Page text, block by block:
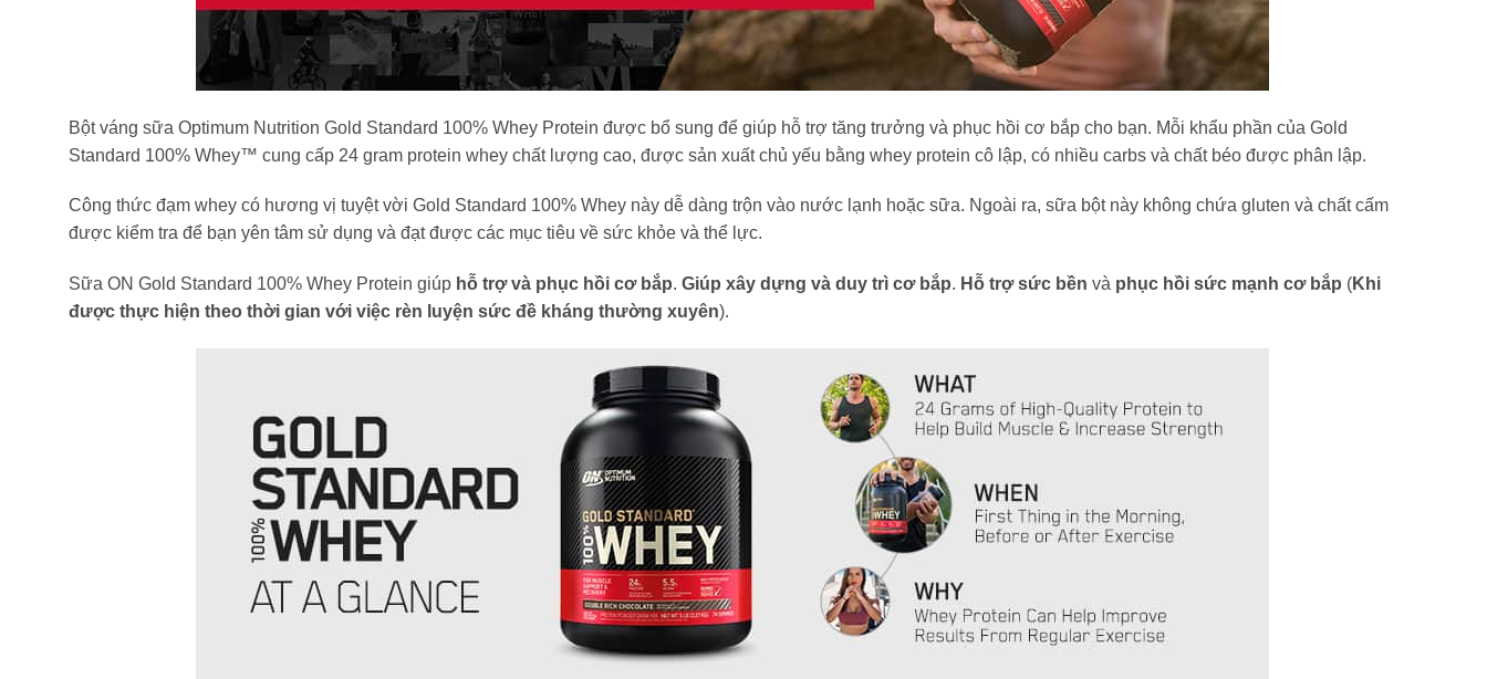
Bột váng sữa Optimum Nutrition Gold Standard 100% Whey Protein được bổ sung để giúp hỗ trợ tăng trưởng và phục hồi cơ bắp cho bạn. Mỗi khẩu phần của Gold
Standard 100% Whey™ cung cấp 24 gram protein whey chất lượng cao, được sản xuất chủ yếu bằng whey protein cô lập, có nhiều carbs và chất béo được phân lập.
Công thức đạm whey có hương vị tuyệt vời Gold Standard 100% Whey này dễ dàng trộn vào nước lạnh hoặc sữa. Ngoài ra, sữa bột này không chứa gluten và chất cấm
được kiểm tra để bạn yên tâm sử dụng và đạt được các mục tiêu về sức khỏe và thể lực.
Sữa ON Gold Standard 100% Whey Protein giúp hỗ trợ và phục hồi cơ bắp. Giúp xây dựng và duy trì cơ bắp. Hỗ trợ sức bền và phục hồi sức mạnh cơ bắp (Khi
được thực hiện theo thời gian với việc rèn luyện sức đề kháng thường xuyên).